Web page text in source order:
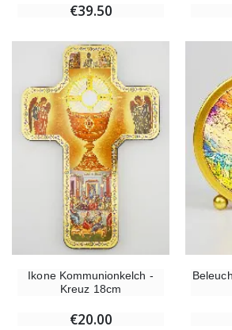
€39.50
Ikone Kommunionkelch -
Kreuz 18cm
€20.00